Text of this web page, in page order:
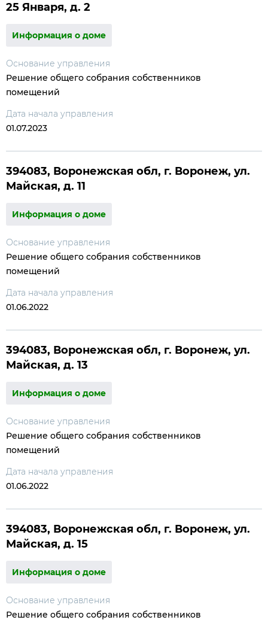
25 Января, д. 2
Информация о доме
Основание управления
Решение общего собрания собственников
помещений
Дата начала управления
01.07.2023
394083, Воронежская обл, г. Воронеж, ул.
Майская, д. 11
Информация о доме
Основание управления
Решение общего собрания собственников
помещений
Дата начала управления
01.06.2022
394083, Воронежская обл, г. Воронеж, ул.
Майская, д. 13
Информация о доме
Основание управления
Решение общего собрания собственников
помещений
Дата начала управления
01.06.2022
394083, Воронежская обл, г. Воронеж, ул.
Майская, д. 15
Информация о доме
Основание управления
Решение общего собрания собственников